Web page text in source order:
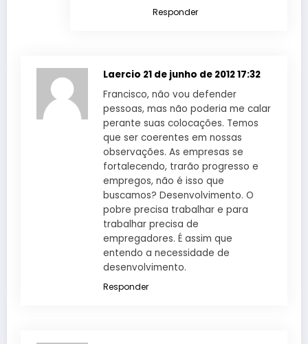
Responder
Laercio 21 de junho de 2012 17:32
Francisco, não vou defender
pessoas, mas não poderia me calar
perante suas colocações. Temos
que ser coerentes em nossas
observações. As empresas se
fortalecendo, trarão progresso e
empregos, não é isso que
buscamos? Desenvolvimento. O
pobre precisa trabalhar e para
trabalhar precisa de
empregadores. É assim que
entendo a necessidade de
desenvolvimento.
Responder